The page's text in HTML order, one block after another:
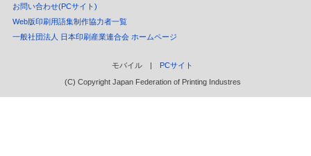
お問い合わせ(PCサイト)
Web版印刷用語集制作協力者一覧
一般社団法人 日本印刷産業連合会 ホームページ
モバイル | PCサイト
(C) Copyright Japan Federation of Printing Industres